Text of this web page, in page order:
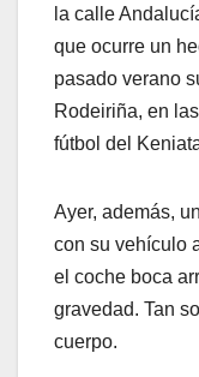
la calle
que ocurre un
pasado verano
Rodeiriña, en
fútbol del
Ayer, además,
con su vehículo
el coche boca
gravedad. Tan
cuerpo.